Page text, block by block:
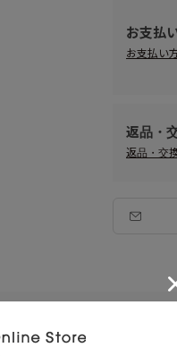
返品・
返品・交
お支払
お支払い